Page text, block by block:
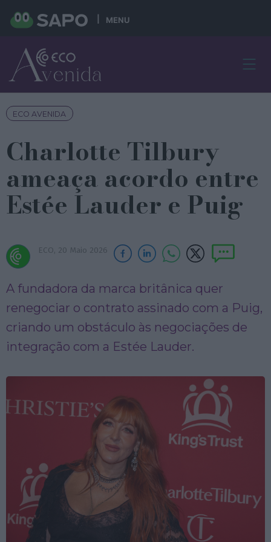
MENU
ECO AVENIDA
Charlotte Tilbury
ameaça acordo entre
Estée Lauder e Puig
ECO, 20 Maio 2026
A fundadora da marca britânica quer
renegociar o contrato assinado com a Puig,
criando um obstáculo às negociações de
integração com a Estée Lauder.